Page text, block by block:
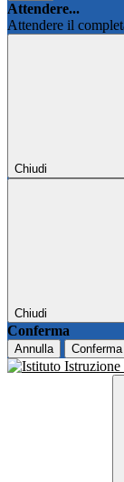
Attendere...
Attendere il
Chiudi
Chiudi
Conferma
Annulla Conferma